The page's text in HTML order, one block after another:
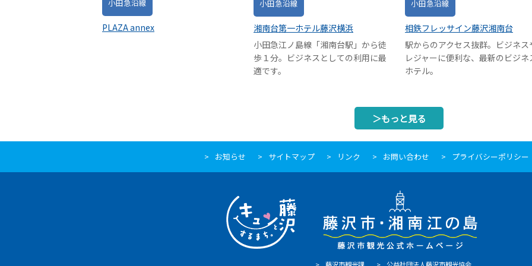
小田急沿線
PLAZA annex
小田急沿線
湘南台第一ホテル藤沢横浜
小田急江ノ島線「湘南台駅」から徒
歩１分。ビジネスとしての利用に最
適です。
小田急沿線
相鉄フレッサイン藤沢湘南台
駅からのアクセス抜群。ビジネス
レジャーに便利な、最新のビジネ
ホテル。
＞もっと見る
お知らせ サイトマップ リンク お問い合わせ プライバシーポリシー
藤沢市観光課 公益社団法人藤沢市観光協会